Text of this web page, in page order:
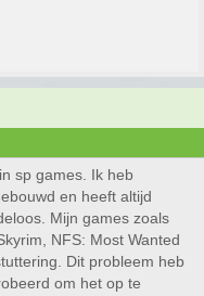
sp games. Ik heb
en heeft altijd
Mijn games zoals
NFS: Most Wanted
Dit probleem heb
om het op te